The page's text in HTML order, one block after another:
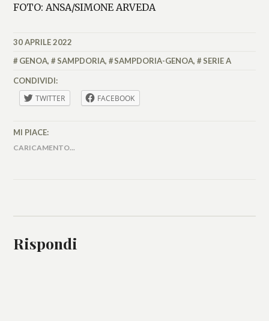
FOTO: ANSA/SIMONE ARVEDA
FRANCESCA
30 APRILE 2022
GENOA, SAMPDORIA, SAMPDORIA-GENOA, SERIE A
CONDIVIDI:
TWITTER FACEBOOK
MI PIACE:
CARICAMENTO...
Rispondi